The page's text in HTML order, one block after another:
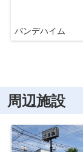
バンデハイム
周辺施設